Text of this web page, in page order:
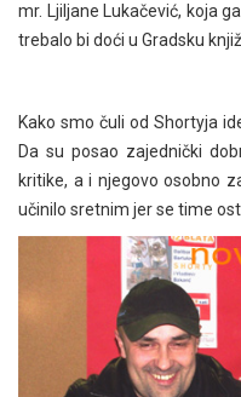
mr. Ljiljane Lukačević, koja
trebalo bi doći u Gradsku
Kako smo čuli od Shortyja
Da su posao zajednički
kritike, a i njegovo osobno
učinilo sretnim jer se time